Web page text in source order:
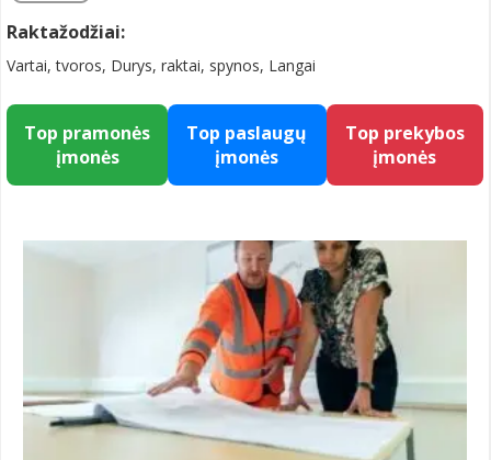
Raktažodžiai:
Vartai, tvoros, Durys, raktai, spynos, Langai
Top pramonės
įmonės
Top paslaugų
įmonės
Top prekybos
įmonės